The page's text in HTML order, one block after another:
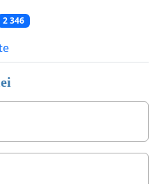
2 346